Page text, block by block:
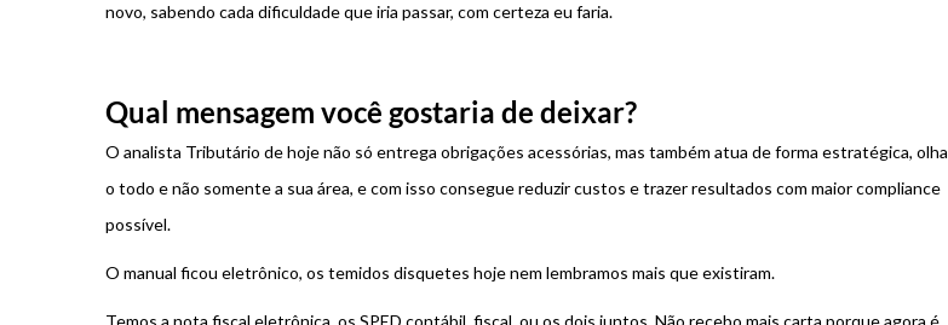
novo, sabendo cada dificuldade que iria passar, com certeza eu faria.
Qual mensagem você gostaria de deixar?
O analista Tributário de hoje não só entrega obrigações acessórias, mas também atua de forma estratégica, olha
o todo e não somente a sua área, e com isso consegue reduzir custos e trazer resultados com maior compliance
possível.
O manual ficou eletrônico, os temidos disquetes hoje nem lembramos mais que existiram.
Temos a nota fiscal eletrônica, os SPED contábil, fiscal, ou os dois juntos. Não recebo mais carta porque agora é